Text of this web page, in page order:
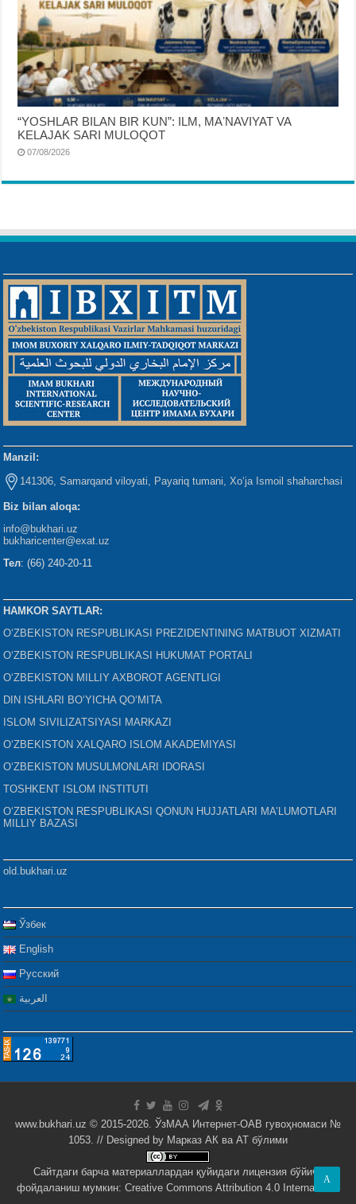
“YOSHLAR BILAN BIR KUN”: ILM, MAʼNAVIYAT VA
KELAJAK SARI MULOQOT
07/08/2026
Manzil:
141306, Samarqand viloyati, Payariq tumani, Xo‘ja Ismoil shaharchasi
Biz bilan aloqa:
info@bukhari.uz
bukharicenter@exat.uz
Тел: (66) 240-20-11
HAMKOR SAYTLAR:
O‘ZBEKISTON RESPUBLIKASI PREZIDENTINING MATBUOT XIZMATI
O‘ZBEKISTON RESPUBLIKASI HUKUMAT PORTALI
O‘ZBEKISTON MILLIY AXBOROT AGENTLIGI
DIN ISHLARI BO‘YICHA QO‘MITA
ISLOM SIVILIZATSIYASI MARKAZI
O‘ZBEKISTON XALQARO ISLOM AKADEMIYASI
O‘ZBEKISTON MUSULMONLARI IDORASI
TOSHKENT ISLOM INSTITUTI
O‘ZBEKISTON RESPUBLIKASI QONUN HUJJATLARI MA’LUMOTLARI
MILLIY BAZASI
old.bukhari.uz
Ўзбек
English
Русский
العربية
www.bukhari.uz © 2015-2026. ЎзМАА Интернет-ОАВ гувоҳномаси №
1053. // Designed by Марказ АК ва АТ бўлими
Сайтдаги барча материаллардан қуйидаги лицензия бўйича
фойдаланиш мумкин: Creative Commons Attribution 4.0 International
A